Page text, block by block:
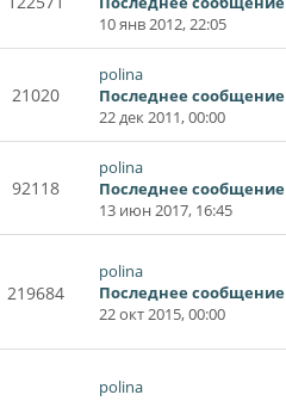
10 янв 2012, 22:05
21020
polina
Последнее сообщение
22 дек 2011, 00:00
92118
polina
Последнее сообщение
13 июн 2017, 16:45
219684
polina
Последнее сообщение
22 окт 2015, 00:00
polina